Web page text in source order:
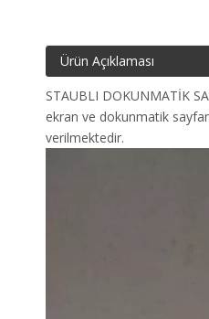
Ürün Açıklaması
STAUBLI DOKUNMATİK
ekran ve dokunmatik
verilmektedir.